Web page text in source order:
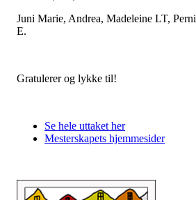
Juni Marie, Andrea, Madeleine LT,
E.
Gratulerer og lykke til!
Se hele uttaket her
Mesterskapets hjemmesider